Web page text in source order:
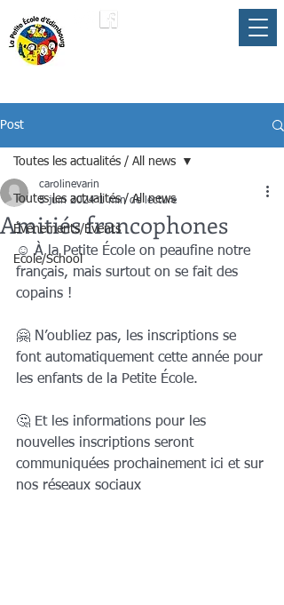
Post
Toutes les actualités / All news
Événements/Events
Ecole/School
Toutes les actualités / All news
Amitiés francophones
carolinevarin
5 juin 2024 1 min de lecture
☺️ À la Petite École on peaufine notre
français, mais surtout on se fait des
copains !
🤗 N’oubliez pas, les inscriptions se
font automatiquement cette année pour
les enfants de la Petite École.
🤔 Et les informations pour les
nouvelles inscriptions seront
communiquées prochainement ici et sur
nos réseaux sociaux